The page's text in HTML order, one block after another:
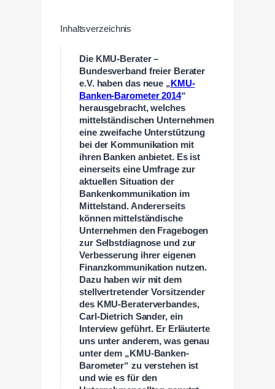
Inhaltsverzeichnis
Die KMU-Berater –
Bundesverband freier Berater
e.V. haben das neue „ KMU-
Banken-Barometer 2014“
herausgebracht, welches
mittelständischen Unternehmen
eine zweifache Unterstützung
bei der Kommunikation mit
ihren Banken anbietet. Es ist
einerseits eine Umfrage zur
aktuellen Situation der
Bankenkommunikation im
Mittelstand. Andererseits
können mittelständische
Unternehmen den Fragebogen
zur Selbstdiagnose und zur
Verbesserung ihrer eigenen
Finanzkommunikation nutzen.
Dazu haben wir mit dem
stellvertretender Vorsitzender
des KMU-Beraterverbandes,
Carl-Dietrich Sander, ein
Interview geführt. Er Erläuterte
uns unter anderem, was genau
unter dem „KMU-Banken-
Barometer“ zu verstehen ist
und wie es für den